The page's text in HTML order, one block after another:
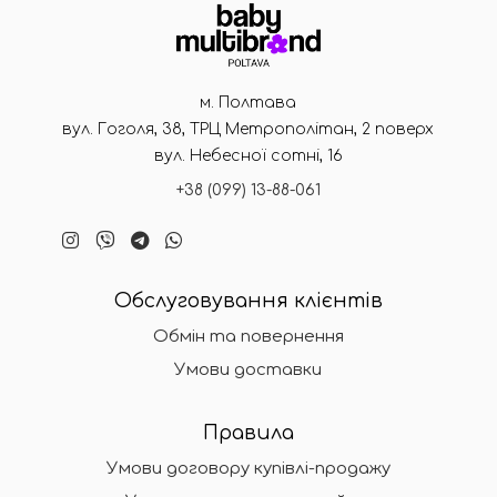
м. Полтава
вул. Гоголя, 38, ТРЦ Метрополітан, 2 поверх
вул. Небесної сотні, 16
+38 (099) 13-88-061
Обслуговування клієнтів
Обмін та повернення
Умови доставки
Правила
Умови договору купівлі-продажу